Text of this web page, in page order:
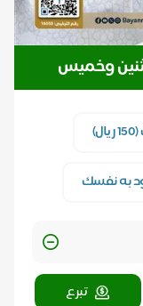
وخميس
به نفسك
تبرع